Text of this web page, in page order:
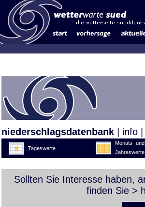
niederschlagsdatenbank info
Tageswerte
Monats- und
Jahreswerte
Sollten Sie Interesse haben,
finden Sie >